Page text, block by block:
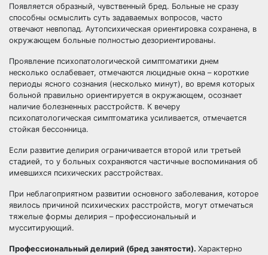
Появляется образный, чувственный бред. Больные не сразу
способны осмыслить суть задаваемых вопросов, часто
отвечают невпопад. Аутопсихическая ориентировка сохранена, в
окружающем больные полностью дезориентированы.
Проявление психопатологической симптоматики днем
несколько ослабевает, отмечаются люцидные окна – короткие
периоды ясного сознания (несколько минут), во время которых
больной правильно ориентируется в окружающем, осознает
наличие болезненных расстройств. К вечеру
психопатологическая симптоматика усиливается, отмечается
стойкая бессонница.
Если развитие делирия ограничивается второй или третьей
стадией, то у больных сохраняются частичные воспоминания об
имевшихся психических расстройствах.
При неблагоприятном развитии основного заболевания, которое
явилось причиной психических расстройств, могут отмечаться
тяжелые формы делирия – профессиональный и
мусситирующий.
Профессиональный делирий (бред занятости). Характерно